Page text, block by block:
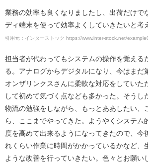
業務の効率も良くなりましたし、出荷だけで
ディ端末を使って効率よくしていきたいと考
引用元：インターストック https://www.inter-stock.net/
担当者が代わってもシステムの操作を覚える
る。アナログからデジタルになり、今はまだ
オンザリンクスさんに柔軟な対応をしていた
して初めて気づく点なども多かった。そうし
物流の勉強をしながら、もっとああしたい、
ら、ここまでやってきた。ようやくシステム
度を高めて出来るようになってきたので、今
れくらい作業に時間がかかっているかなど、
ような改善を行っていきたい。色々とお願い